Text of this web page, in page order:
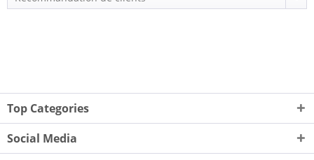
Top Categories
Social Media